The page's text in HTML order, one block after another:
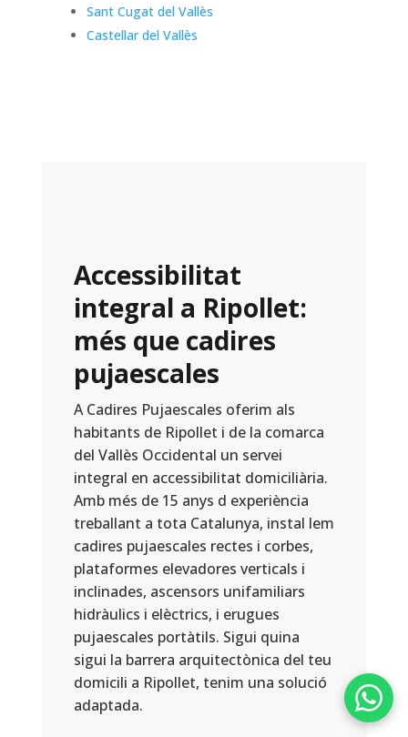
Sant Cugat del Vallès
Castellar del Vallès
Accessibilitat
integral a Ripollet:
més que cadires
pujaescales
A Cadires Pujaescales oferim als
habitants de Ripollet i de la comarca
del Vallès Occidental un servei
integral en accessibilitat domiciliària.
Amb més de 15 anys d experiència
treballant a tota Catalunya, instal lem
cadires pujaescales rectes i corbes,
plataformes elevadores verticals i
inclinades, ascensors unifamiliars
hidràulics i elèctrics, i erugues
pujaescales portàtils. Sigui quina
sigui la barrera arquitectònica del teu
domicili a Ripollet, tenim una solució
adaptada.